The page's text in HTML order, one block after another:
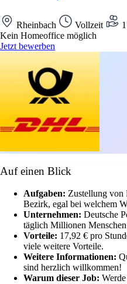
Rheinbach Vollzeit
Kein Homeoffice möglich
Jetzt bewerben
Auf einen Blick
Aufgaben: Zustellung von
Bezirk, egal bei welchem
Unternehmen: Deutsche
täglich Millionen
Vorteile: 17,92 € pro
viele weitere Vorteile.
Weitere Informationen:
sind herzlich willkommen!
Warum dieser Job: